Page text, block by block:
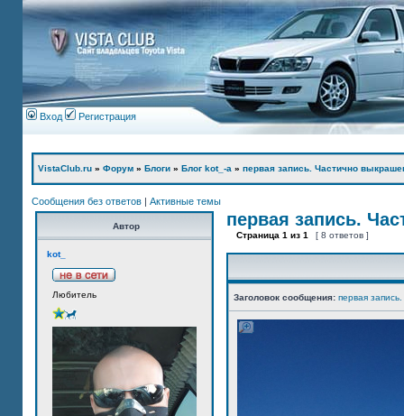
Вход Регистрация
VistaClub.ru » Форум » Блоги » Блог kot_-а » первая запись. Частично
Сообщения без ответов | Активные темы
Автор
kot_
Любитель
первая запись.
Страница 1 из 1 [ 8 ответов ]
Заголовок сообщения: первая